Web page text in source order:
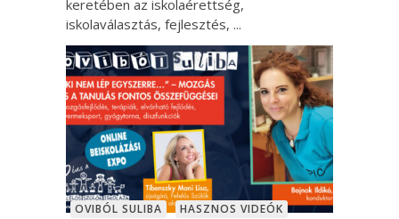
keretében az iskolaérettség,
iskolaválasztás, fejlesztés,
OVIBÓL SULIBA HASZNOS VIDEÓK